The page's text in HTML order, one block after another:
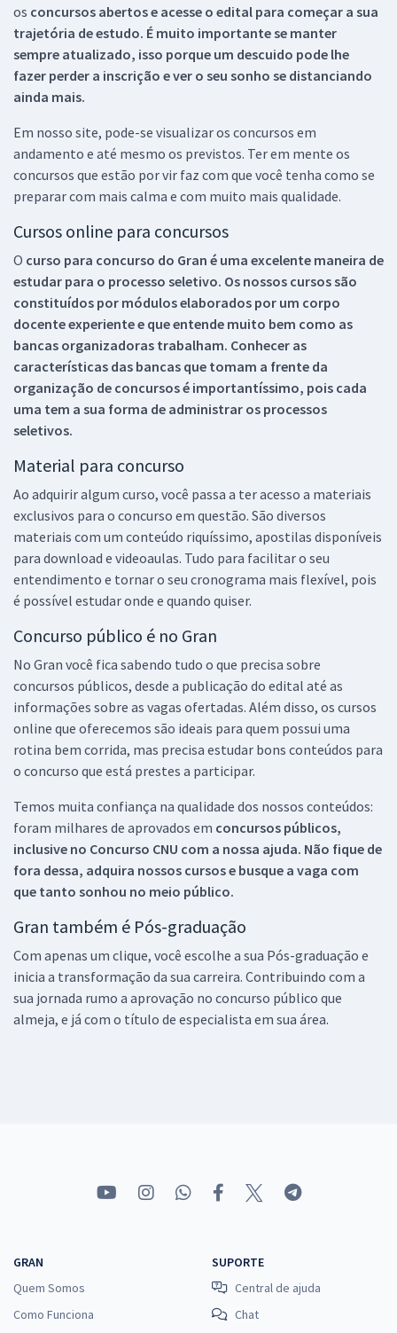
os concursos abertos e acesse o edital para começar a sua
trajetória de estudo. É muito importante se manter
sempre atualizado, isso porque um descuido pode lhe
fazer perder a inscrição e ver o seu sonho se distanciando
ainda mais.
Em nosso site, pode-se visualizar os concursos em
andamento e até mesmo os previstos. Ter em mente os
concursos que estão por vir faz com que você tenha como se
preparar com mais calma e com muito mais qualidade.
Cursos online para concursos
O curso para concurso do Gran é uma excelente maneira de
estudar para o processo seletivo. Os nossos cursos são
constituídos por módulos elaborados por um corpo
docente experiente e que entende muito bem como as
bancas organizadoras trabalham. Conhecer as
características das bancas que tomam a frente da
organização de concursos é importantíssimo, pois cada
uma tem a sua forma de administrar os processos
seletivos.
Material para concurso
Ao adquirir algum curso, você passa a ter acesso a materiais
exclusivos para o concurso em questão. São diversos
materiais com um conteúdo riquíssimo, apostilas disponíveis
para download e videoaulas. Tudo para facilitar o seu
entendimento e tornar o seu cronograma mais flexível, pois
é possível estudar onde e quando quiser.
Concurso público é no Gran
No Gran você fica sabendo tudo o que precisa sobre
concursos públicos, desde a publicação do edital até as
informações sobre as vagas ofertadas. Além disso, os cursos
online que oferecemos são ideais para quem possui uma
rotina bem corrida, mas precisa estudar bons conteúdos para
o concurso que está prestes a participar.
Temos muita confiança na qualidade dos nossos conteúdos:
foram milhares de aprovados em concursos públicos,
inclusive no Concurso CNU com a nossa ajuda. Não fique de
fora dessa, adquira nossos cursos e busque a vaga com
que tanto sonhou no meio público.
Gran também é Pós-graduação
Com apenas um clique, você escolhe a sua Pós-graduação e
inicia a transformação da sua carreira. Contribuindo com a
sua jornada rumo a aprovação no concurso público que
almeja, e já com o título de especialista em sua área.
GRAN
Quem Somos
Como Funciona
SUPORTE
Central de ajuda
Chat